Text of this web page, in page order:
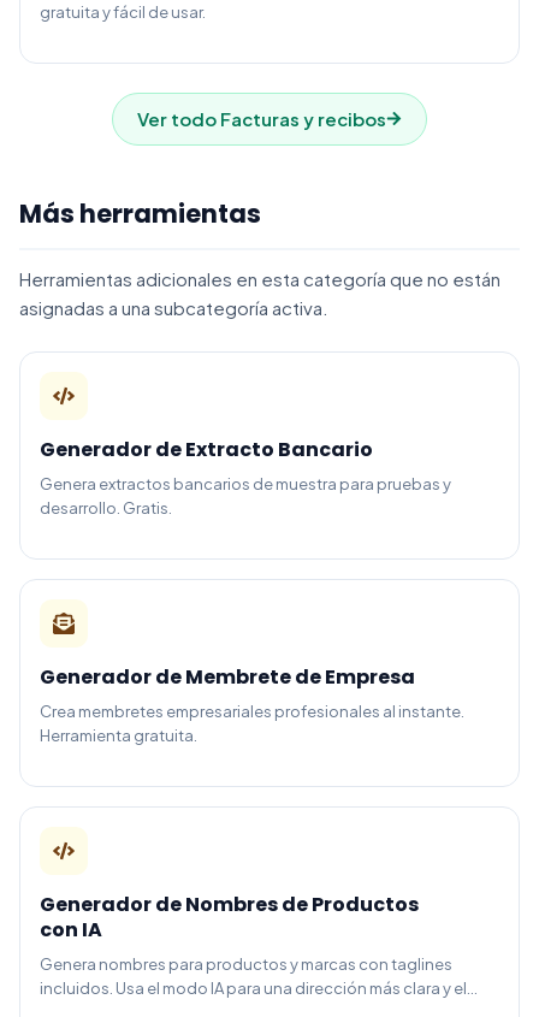
gratuita y fácil de usar.
Ver todo Facturas y recibos
Más herramientas
Herramientas adicionales en esta categoría que no están
asignadas a una subcategoría activa.
Generador de Extracto Bancario
Genera extractos bancarios de muestra para pruebas y
desarrollo. Gratis.
Generador de Membrete de Empresa
Crea membretes empresariales profesionales al instante.
Herramienta gratuita.
Generador de Nombres de Productos
con IA
Genera nombres para productos y marcas con taglines
incluidos. Usa el modo IA para una dirección más clara y el